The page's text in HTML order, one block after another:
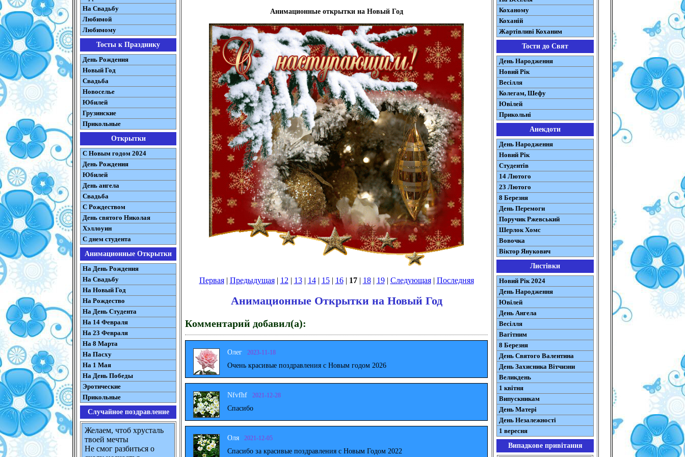
На Свадьбу
Любимой
Любимому
Тосты к Празднику
День Рождения
Новый Год
Свадьба
Новоселье
Юбилей
Грузинские
Прикольные
Открытки
С Новым годом 2024
День Рождения
Юбилей
День ангела
Свадьба
С Рождеством
День святого Николая
Хэллоуин
С днем студента
Анимационные Открытки
На День Рождения
На Свадьбу
На Новый Год
На Рождество
На День Студента
На 14 Февраля
На 23 Февраля
На 8 Марта
На Пасху
На 1 Мая
На День Победы
Эротические
Прикольные
Случайное поздравление
Желаем, чтоб хрусталь
твоей мечты
Не смог разбиться о
Анимационные открытки на Новый Год
Первая| Предыдущая| 12 | 13| 14| 15| 16| 17| 18| 19| Следующая| Последняя
Анимационные Открытки на Новый Год
Комментарий добавил(а):
Олег 2023-11-18
Очень красивые поздравления с Новым годом 2026
Nfvfhf 2021-12-28
Спасибо
Оля 2021-12-05
Спасибо за красивые поздравления с Новым Годом 2022
Коханому
Коханій
Жартівливі Коханим
Тости до Свят
День Народження
Новий Рік
Весілля
Колегам, Шефу
Ювілей
Прикольні
Анекдоти
День Народження
Новий Рік
Студентів
14 Лютого
23 Лютого
8 Березня
День Перемоги
Поручик Ржевський
Шерлок Хомс
Вовочка
Віктор Янукович
Листівки
Новий Рік 2024
День Народження
Ювілей
День Ангела
Весілля
Вагітним
8 Березня
День Святого Валентина
День Захисника Вітчизни
Великдень
1 квітня
Випускникам
День Матері
День Незалежності
1 вересня
Випадкове привітання